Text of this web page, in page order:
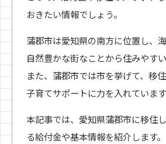
おきたい情報でしょう。
蒲郡市は愛知県の南方に位置し、
自然豊かな街なことから住みやす
また、蒲郡市では市を挙げて、移
子育てサポートに力を入れています
本記事では、愛知県蒲郡市に移住
る給付金や基本情報を紹介します。